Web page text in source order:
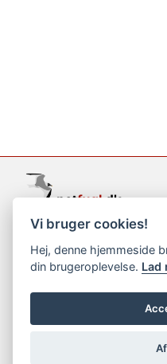
support@netfugl.dk
copyright © 2002-2023
Vi bruger cookies!
Hej, denne hjemmeside
din brugeroplevelse. Lad